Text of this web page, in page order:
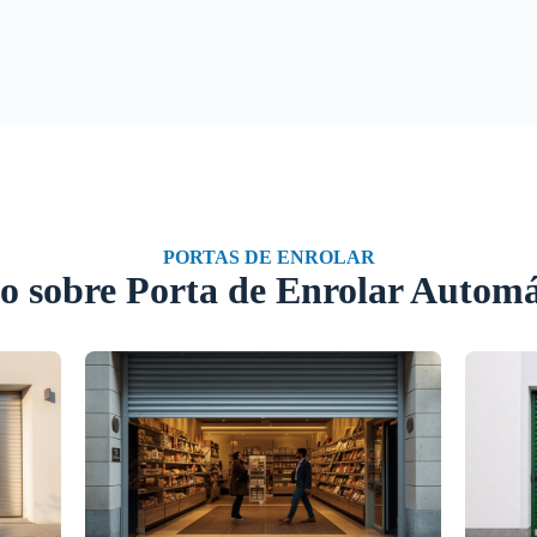
PORTAS DE ENROLAR
sobre Porta de Enrolar